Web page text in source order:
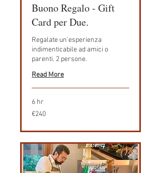
Buono Regalo - Gift
Card per Due.
Regalate un'esperienza
indimenticabile ad amici o
parenti. 2 persone.
Read More
6 hr
240
euros
€240